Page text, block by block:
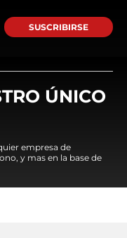
SUSCRIBIRSE
ÚNICO
empresa de
y mas en la base de